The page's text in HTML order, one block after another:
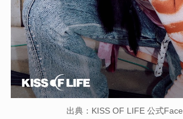
出典：KISS OF LIFE 公式